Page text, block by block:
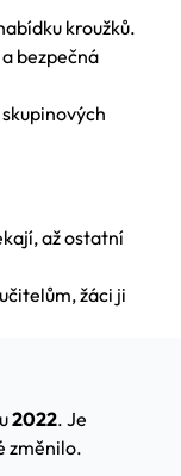
kroužků.
bezpečná
až ostatní
žáci ji
2022. Je
změnilo.